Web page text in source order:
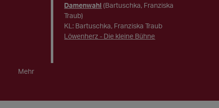
Damenwahl (Bartuschka, Franziska
Traub)
KL: Bartuschka, Franziska Traub
Löwenherz - Die kleine Bühne
Mehr